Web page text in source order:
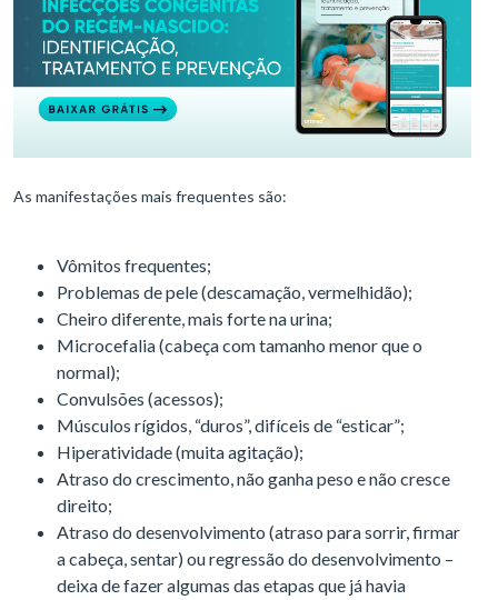
As manifestações mais frequentes são:
Vômitos frequentes;
Problemas de pele (descamação, vermelhidão);
Cheiro diferente, mais forte na urina;
Microcefalia (cabeça com tamanho menor que o
normal);
Convulsões (acessos);
Músculos rígidos, “duros”, difíceis de “esticar”;
Hiperatividade (muita agitação);
Atraso do crescimento, não ganha peso e não cresce
direito;
Atraso do desenvolvimento (atraso para sorrir, firmar
a cabeça, sentar) ou regressão do desenvolvimento –
deixa de fazer algumas das etapas que já havia